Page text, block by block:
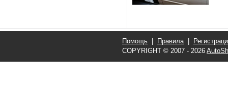
Помощь Правила|
COPYRIGHT © 2007 - 2026